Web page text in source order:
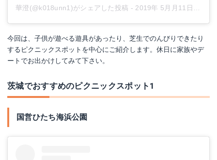
華澄(@k018unn1)がシェアした投稿 - 2019年 5月月11日午後2時58分PDT
今回は、子供が遊べる遊具があったり、芝生でのんびりできたり
するピクニックスポットを中心にご紹介します。休日に家族やデ
ートでお出かけしてみて下さい。
茨城でおすすめのピクニックスポット1
国営ひたち海浜公園